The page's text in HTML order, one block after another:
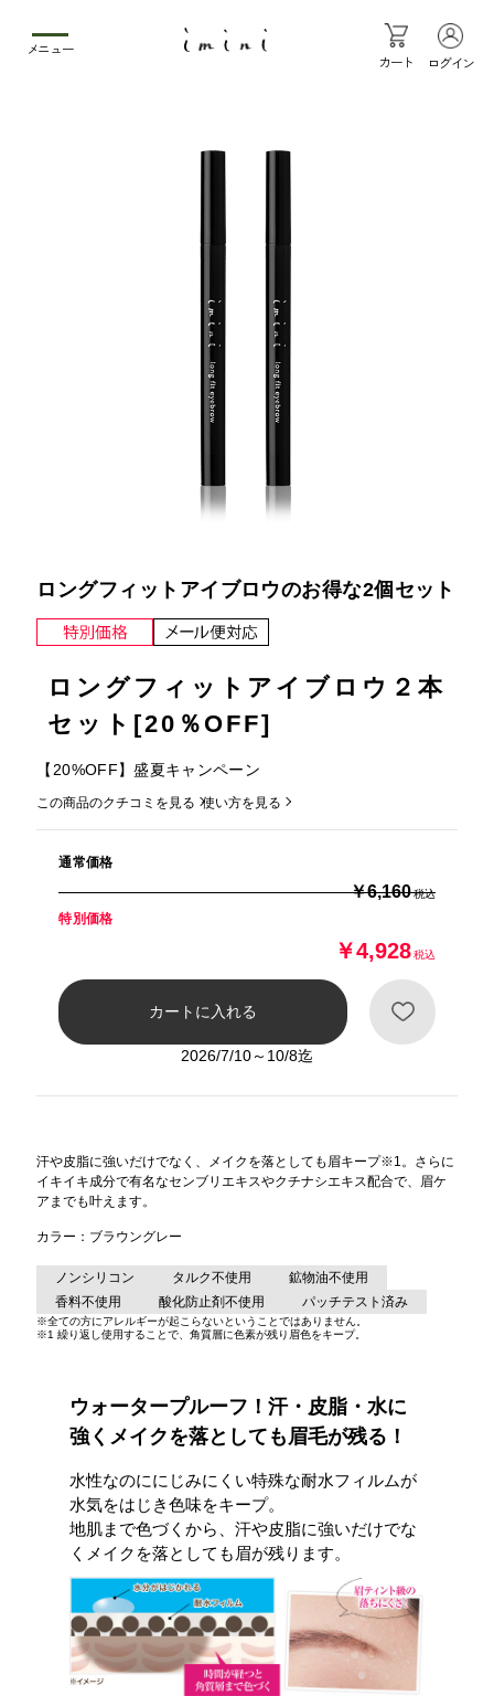
ヘルプ
よくあるご質問
定期お届けサービス
お知らせ
メディア掲載
メニュー
カート ログイン
ロングフィットアイブロウのお得な2個セット
ロングフィットアイブロウ２本
セット[20％OFF]
【20%OFF】盛夏キャンペーン
この商品のクチコミを見る 使い方を見る
通常価格
￥6,160税込
特別価格
￥4,928税込
2026/7/10～10/8迄
汗や皮脂に強いだけでなく、メイクを落としても眉キープ※1。さらに
イキイキ成分で有名なセンブリエキスやクチナシエキス配合で、眉ケ
アまでも叶えます。
カラー：ブラウングレー
ノンシリコン タルク不使用
鉱物油不使用
香料不使用
酸化防止剤不使用 パッチテスト済み
※全ての方にアレルギーが起こらないということではありません。
※1 繰り返し使用することで、角質層に色素が残り眉色をキープ。
ウォータープルーフ！汗・皮脂・水に
強くメイクを落としても眉毛が残る！
水性なのににじみにくい特殊な耐水フィルムが
水気をはじき色味をキープ。
地肌まで色づくから、汗や皮脂に強いだけでな
くメイクを落としても眉が残ります。